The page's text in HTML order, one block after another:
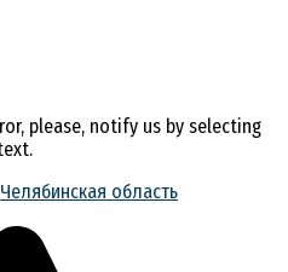
please, notify us by selecting
Челябинская область